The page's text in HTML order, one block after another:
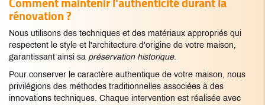
rénovation ?
Nous utilisons des techniques et des matériaux appropriés qui
respectent le style et l'architecture d'origine de votre maison,
garantissant ainsi sa préservation historique.
Pour conserver le caractère authentique de votre maison, nous
privilégions des méthodes traditionnelles associées à des
innovations techniques. Chaque intervention est réalisée avec